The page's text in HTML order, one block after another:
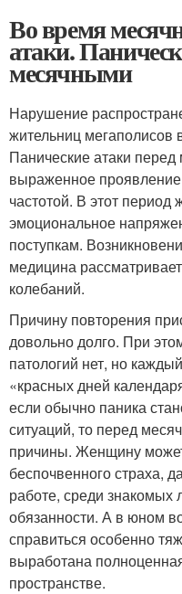
Во время
атаки.
месячными
Нарушение
жительниц мегаполисов
Панические атаки
выраженное
частотой. В этот
эмоциональное
поступкам.
медицина
колебаний.
Причину повторения
довольно долго. При
патологий нет, но
«красных дней
если обычно паника
ситуаций, то перед
причины. Женщину
беспочвенного страха,
работе, среди
обязанности. А в юном
справиться особенно
выработана
пространстве.